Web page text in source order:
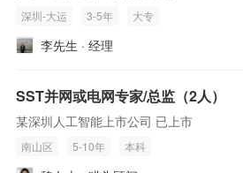
深圳-大运 3-5年 大专
李先生 · 经理
SST并网或电网专家/总监（2人）
某深圳人工智能上市公司 已上市
南山区 5-10年 本科